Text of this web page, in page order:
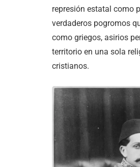
represión estatal como
verdaderos pogromos
como griegos, asirios
territorio en una sola
cristianos.